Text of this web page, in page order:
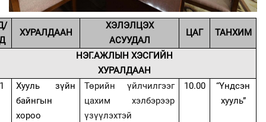
ХУРАЛДААН
ХЭЛЭЛЦЭХ
АСУУДАЛ
ЦАГ ТАНХИМ
НЭГ.АЖЛЫН ХЭСГИЙН
ХУРАЛДААН
1
Хууль зүйн
байнгын
хороо
Төрийн үйлчилгээг
цахим хэлбэрээр
үзүүлэхтэй
10.00
“Үндсэн
хууль”